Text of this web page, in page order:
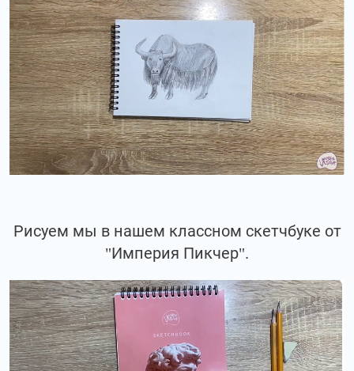
Рисуем мы в нашем классном скетчбуке от
"Империя Пикчер".